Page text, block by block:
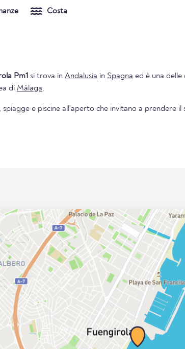
Costa
Pm1 si trova in Andalusia in Spagna ed è una delle
di Málaga.
spiagge e piscine all'aperto che invitano a prendere il